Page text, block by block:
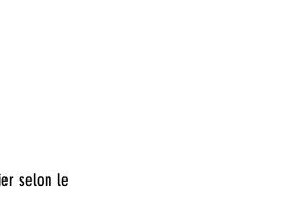
selon le